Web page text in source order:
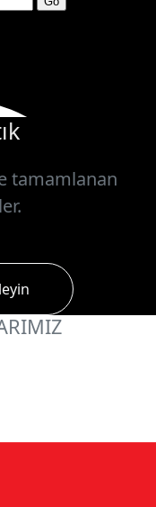
tamamlanan